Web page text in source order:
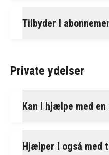
Tilbyder I
Private ydelser
Kan I hjælpe med
Hjælper I også med